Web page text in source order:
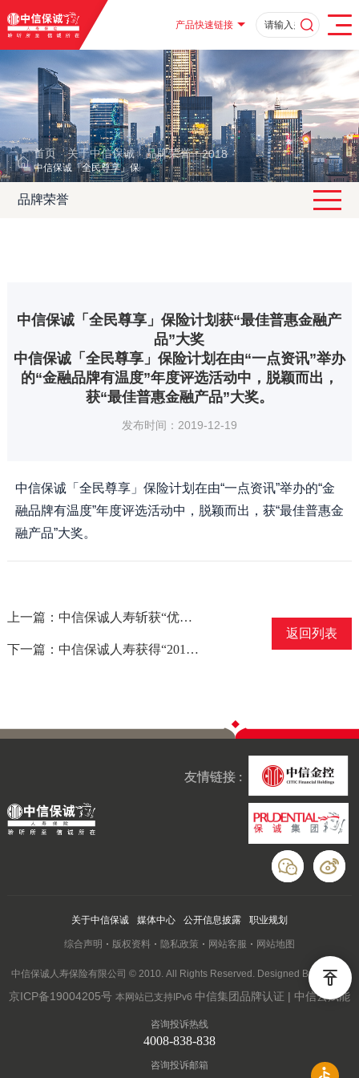
产品快速链接
首页 · 关于中信保诚 · 品牌荣誉 · 2018 ·
中信保诚「全民尊享」保险计划获“最佳普惠金融产品”大奖
品牌荣誉
中信保诚「全民尊享」保险计划获“最佳普惠金融产
品”大奖
中信保诚「全民尊享」保险计划在由“一点资讯”举办
的“金融品牌有温度”年度评选活动中，脱颖而出，
获“最佳普惠金融产品”大奖。
发布时间：2019-12-19
中信保诚「全民尊享」保险计划在由“一点资讯”举办的“金
融品牌有温度”年度评选活动中，脱颖而出，获“最佳普惠金
融产品”大奖。
上一篇：中信保诚人寿斩获“优秀活动奖”
下一篇：中信保诚人寿获得“2018年中国价值成长十佳公司”称号
返回列表
友情链接 :
关于中信保诚 媒体中心 公开信息披露 职业规划
综合声明 版权资料 隐私政策 网站客服 网站地图
中信保诚人寿保险有限公司 © 2010. All Rights Reserved. Designed By Wanhu
京ICP备19004205号 本网站已支持IPv6 中信集团品牌认证 | 中信云赋能
咨询投诉热线
4008-838-838
咨询投诉邮箱